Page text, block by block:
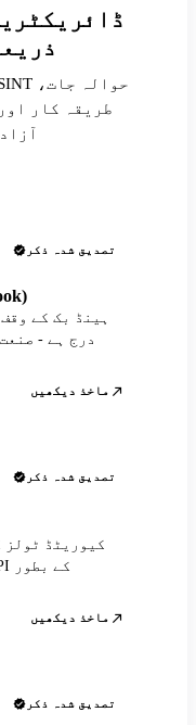
طریقہ کار
تصدیق شدہ ذکر
درج ہے -
ماخذ دیکھیں
تصدیق شدہ ذکر
ماخذ دیکھیں
تصدیق شدہ ذکر